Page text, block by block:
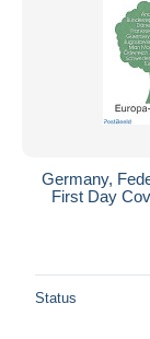
Germany,
First Day
Status